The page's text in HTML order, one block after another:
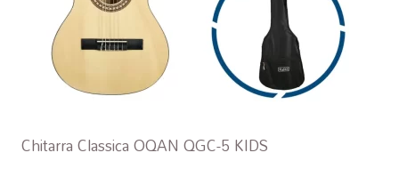
Chitarra Classica OQAN QGC-5 KIDS